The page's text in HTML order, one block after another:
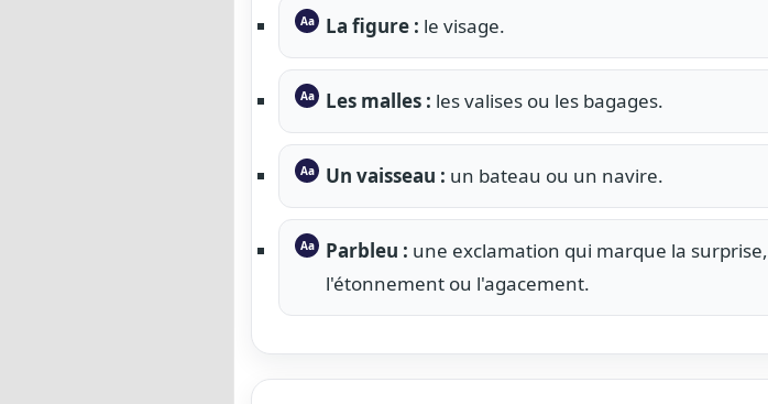
La figure : le visage.
Les malles : les valises ou les bagages.
Un vaisseau : un bateau ou un navire.
Parbleu : une exclamation qui marque la surprise,
l'étonnement ou l'agacement.